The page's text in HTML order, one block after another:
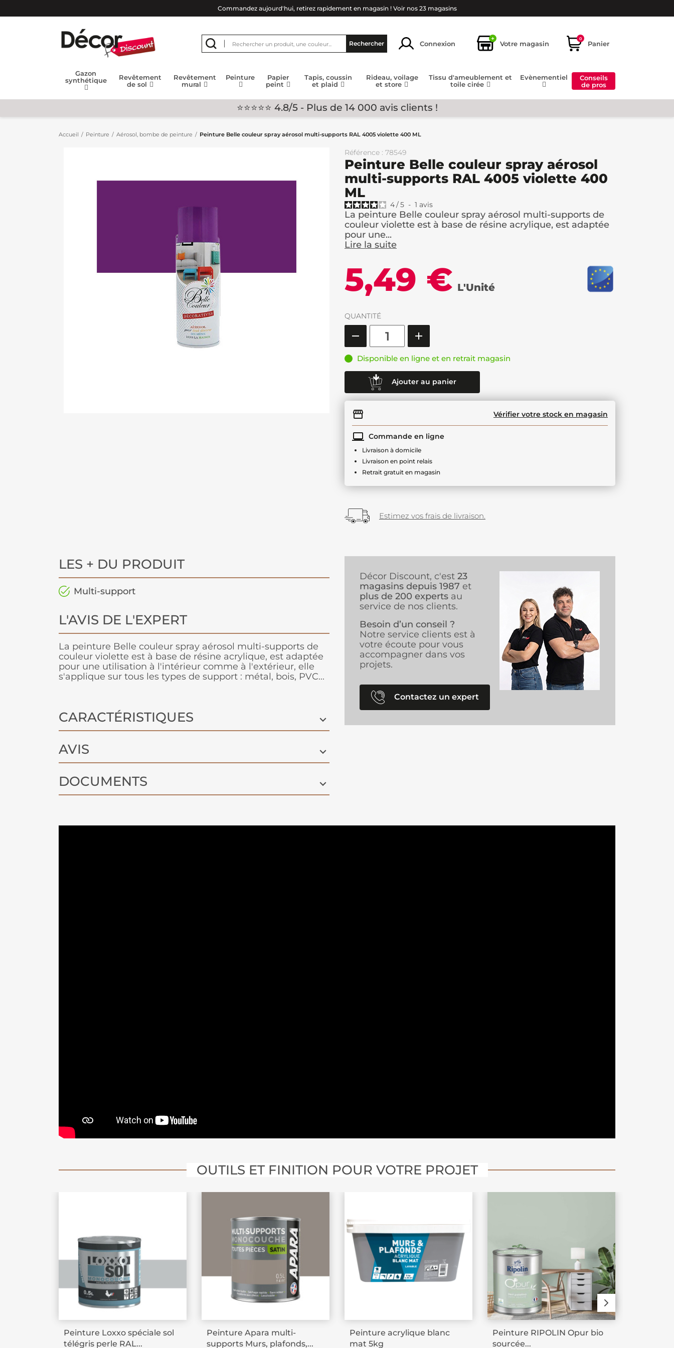
Commandez aujourd'hui, retirez rapidement en magasin ! Voir nos 23 magasins
Rechercher Connexion
+
Votre magasin
0
Panier
Gazon
synthétique
Revêtement
de sol
Revêtement
mural
Peinture
Papier
peint
Tapis, coussin
et plaid
Rideau, voilage
et store
Tissu d'ameublement et
toile cirée
Evènementiel
Conseils
de pros
⭐⭐⭐⭐⭐ 4.8/5 - Plus de 14 000 avis clients !
Accueil Peinture Aérosol, bombe de peinture Peinture Belle couleur spray aérosol multi-supports RAL 4005 violette 400 ML
Référence : 78549
Peinture Belle couleur spray aérosol
multi-supports RAL 4005 violette 400
ML
4/5 - 1 avis
La peinture Belle couleur spray aérosol multi-supports de
couleur violette est à base de résine acrylique, est adaptée
pour une...
Lire la suite
5,49 € L'Unité
QUANTITÉ
Disponible en ligne et en retrait magasin
Ajouter au panier
Vérifier votre stock en magasin
Commande en ligne
Livraison à domicile
Livraison en point relais
Retrait gratuit en magasin
Estimez vos frais de livraison.
LES + DU PRODUIT
Multi-support
L'AVIS DE L'EXPERT
La peinture Belle couleur spray aérosol multi-supports de
couleur violette est à base de résine acrylique, est adaptée
pour une utilisation à l'intérieur comme à l'extérieur, elle
s'applique sur tous les types de support : métal, bois, PVC...
CARACTÉRISTIQUES
AVIS
DOCUMENTS
Décor Discount, c'est 23
magasins depuis 1987 et
plus de 200 experts au
service de nos clients.
Besoin d’un conseil ?
Notre service clients est à
votre écoute pour vous
accompagner dans vos
projets.
Contactez un expert
OUTILS ET FINITION POUR VOTRE PROJET
Peinture Loxxo spéciale sol
télégris perle RAL...
Peinture Apara multi-
supports Murs, plafonds,...
Peinture acrylique blanc
mat 5kg
Peinture RIPOLIN Opur bio
sourcée...